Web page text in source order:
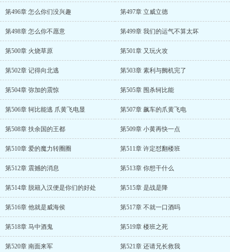
第496章 怎么你们没兴趣 第497章 立威立德
第498章 怎么你不愿意 第499章 我们的运气不算太坏
第500章 火烧草原 第501章 又玩火攻
第502章 记得向北逃 第503章 素利与阙机完了
第504章 弥加的震惊 第505章 围杀轲比能
第506章 轲比能逃 爪黄飞电显 第507章 飙车的爪黄飞电
第508章 扶余国的王都 第509章 小黄再快一点
第510章 爱的魔力转圈圈 第511章 许定怼翻楼班
第512章 震撼的消息 第513章 你想干什么
第514章 脱籍入汉便是你们的好处 第515章 是战是降
第516章 他就是威海侯 第517章 不就一口酒吗
第518章 马中酒鬼 第519章 楼班之死
第520章 南面来军 第521章 还请兄长救我